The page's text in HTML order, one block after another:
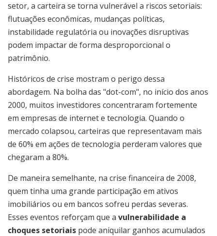
setor, a carteira se torna vulnerável a riscos setoriais:
flutuações econômicas, mudanças políticas,
instabilidade regulatória ou inovações disruptivas
podem impactar de forma desproporcional o
patrimônio.
Históricos de crise mostram o perigo dessa
abordagem. Na bolha das "dot-com", no início dos anos
2000, muitos investidores concentraram fortemente
em empresas de internet e tecnologia. Quando o
mercado colapsou, carteiras que representavam mais
de 60% em ações de tecnologia perderam valores que
chegaram a 80%.
De maneira semelhante, na crise financeira de 2008,
quem tinha uma grande participação em ativos
imobiliários ou em bancos sofreu perdas severas.
Esses eventos reforçam que a vulnerabilidade a
choques setoriais pode aniquilar ganhos acumulados